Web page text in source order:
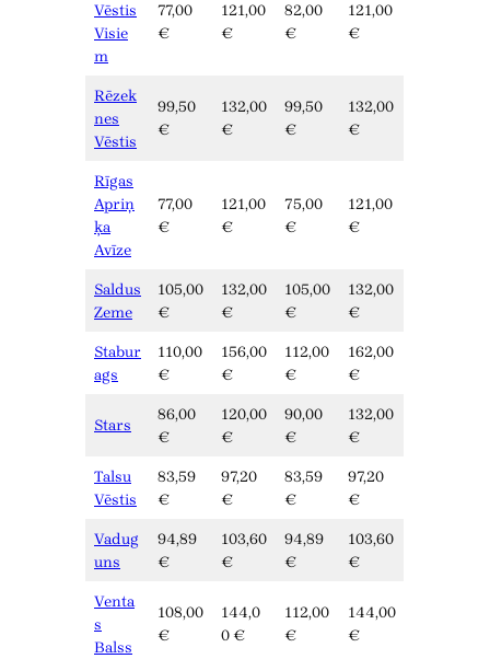
Vēstis
Visie
m
77,00
€
121,00
€
82,00
€
121,00
€
Rēzek
nes
Vēstis
99,50
€
132,00
€
99,50
€
132,00
€
Rīgas
Apriņ
ķa
Avīze
77,00
€
121,00
€
75,00
€
121,00
€
Saldus
Zeme
105,00
€
132,00
€
105,00
€
132,00
€
Stabur
ags
110,00
€
156,00
€
112,00
€
162,00
€
Stars
86,00
€
120,00
€
90,00
€
132,00
€
Talsu
Vēstis
83,59
€
97,20
€
83,59
€
97,20
€
Vadug
uns
94,89
€
103,60
€
94,89
€
103,60
€
Venta
s
Balss
108,00
€
144,0
0 €
112,00
€
144,00
€